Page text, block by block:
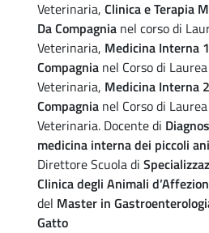
Veterinaria, Clinica e Terapia
Da Compagnia nel corso di
Veterinaria, Medicina Interna
Compagnia nel Corso di
Veterinaria, Medicina Interna
Compagnia nel Corso di
Veterinaria. Docente di
medicina interna dei piccoli
Direttore Scuola di
Clinica degli Animali
del Master in
Gatto